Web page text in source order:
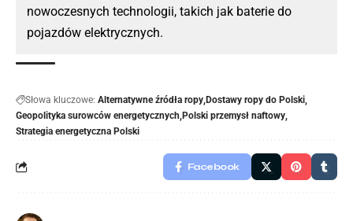
nowoczesnych technologii, takich jak baterie do
pojazdów elektrycznych.
Słowa kluczowe: Alternatywne źródła ropy Dostawy ropy do Polski
Geopolityka surowców energetycznych Polski przemysł naftowy
Strategia energetyczna Polski
Facebook